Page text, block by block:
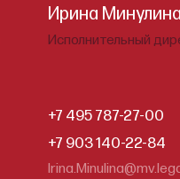
Ирина
Исполнительный
+7 495 787-27-00
+7 903 140-22-84